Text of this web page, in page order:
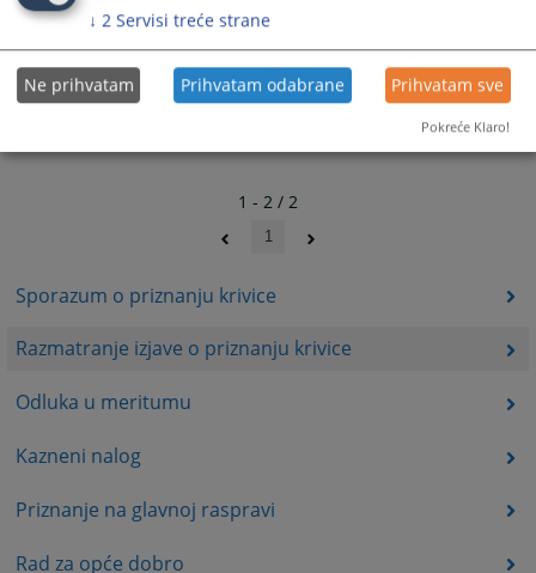
Sporazum o priznanju krivice
Razmatranje izjave o priznanju krivice
Odluka u meritumu
Kazneni nalog
Priznanje na glavnoj raspravi
Rad za opće dobro
1 - 2 / 2
1
↓ 2 Servisi treće strane
Ne prihvatam Prihvatam odabrane Prihvatam sve
Pokreće Klaro!